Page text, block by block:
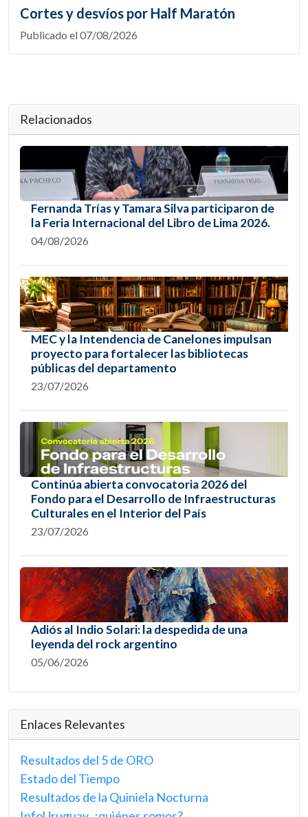
Cortes y desvíos por Half Maratón
Publicado el 07/08/2026
Relacionados
Fernanda Trías y Tamara Silva participaron de
la Feria Internacional del Libro de Lima 2026.
04/08/2026
MEC y la Intendencia de Canelones impulsan
proyecto para fortalecer las bibliotecas
públicas del departamento
23/07/2026
Continúa abierta convocatoria 2026 del
Fondo para el Desarrollo de Infraestructuras
Culturales en el Interior del País
23/07/2026
Adiós al Indio Solari: la despedida de una
leyenda del rock argentino
05/06/2026
Enlaces Relevantes
Resultados del 5 de ORO
Estado del Tiempo
Resultados de la Quiniela Nocturna